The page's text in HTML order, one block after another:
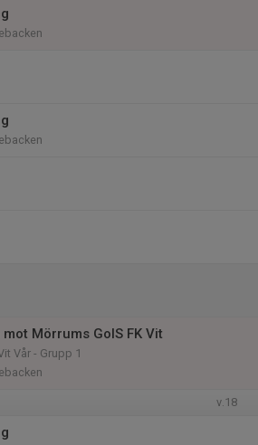
Mörrums GoIS FK Vit
Vår - Grupp 1
v.18